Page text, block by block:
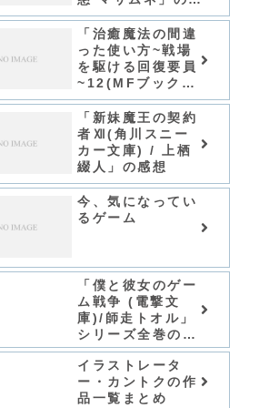
想
「治癒魔法の間違
った使い方~戦場
を駆ける回復要員
~12(MFブックス)
/くろかた」の感想
「新妹魔王の契約
者Ⅻ(角川スニー
カー文庫) / 上栖
綴人」の感想
今、気になってい
るゲーム
「僕と彼女のゲー
ム戦争 (電撃文
庫)/師走トオル」
シリーズ全巻のあ
らすじ・感想
イラストレータ
ー・カントクの作
品一覧まとめ